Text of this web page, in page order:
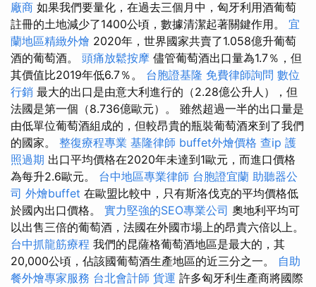
廠商 如果我們要量化，在過去三個月中，匈牙利用酒葡萄
註冊的土地減少了1400公頃，數據清潔起著關鍵作用。 宜
蘭地區精緻外燴 2020年，世界國家共賣了1.058億升葡萄
酒的葡萄酒。 頭痛放鬆按摩 儘管葡萄酒出口量為1.7％，但
其價值比2019年低6.7％。 台胞證基隆 免費律師詢問 數位
行銷 最大的出口是由意大利進行的（2.28億公升人），但
法國是第一個（8.736億歐元）。 雖然超過一半的出口量是
由低單位葡萄酒組成的，但較昂貴的瓶裝葡萄酒來到了我們
的國家。 整復療程專業 基隆律師 buffet外燴價格 查ip 護
照過期 出口平均價格在2020年未達到1歐元，而進口價格
為每升2.6歐元。 台中地區專業律師 台胞證宜蘭 助聽器公
司 外燴buffet 在歐盟比較中，只有斯洛伐克的平均價格低
於國內出口價格。 實力堅強的SEO專業公司 奧地利平均可
以出售三倍的葡萄酒，法國在外國市場上的昂貴六倍以上。
台中抓龍筋療程 我們的昆薩格葡萄酒地區是最大的，其
20,000公頃，佔該國葡萄酒生產地區的近三分之一。 自助
餐外燴專家服務 台北會計師 貨運 許多匈牙利生產商將國際